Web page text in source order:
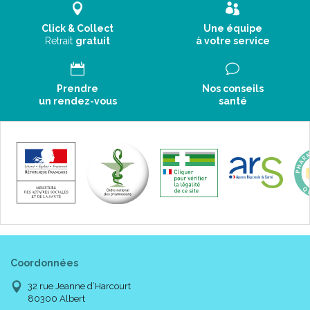
Click & Collect
Retrait gratuit
Une équipe
à votre service
Prendre
un rendez-vous
Nos conseils
santé
Coordonnées
32 rue Jeanne d’Harcourt
80300 Albert